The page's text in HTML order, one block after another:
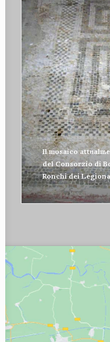
Il mosaico
del Consorzio di
Ronchi dei